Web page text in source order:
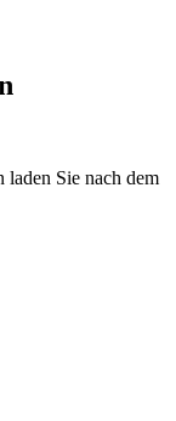
laden Sie nach dem